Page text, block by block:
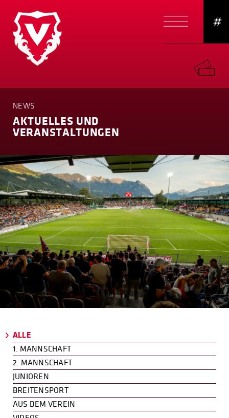
#
NEWS
AKTUELLES UND
VERANSTAL­TUNGEN
ALLE
1. MANNSCHAFT
2. MANNSCHAFT
JUNIOREN
BREITENSPORT
AUS DEM VEREIN